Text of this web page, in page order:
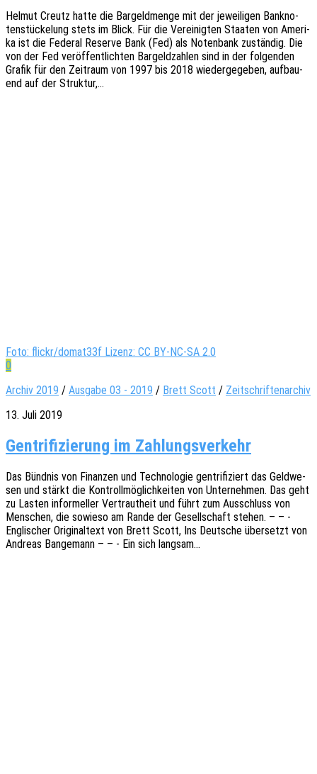
Helmut Creutz hatte die Bargeld­men­ge mit der jewei­li­gen Bank­no­
ten­stü­cke­lung stets im Blick. Für die Verei­nig­ten Staa­ten von Ameri­
ka ist die Fede­ral Reser­ve Bank (Fed) als Noten­bank zustän­dig. Die
von der Fed veröf­fent­lich­ten Bargeld­zah­len sind in der folgen­den
Grafik für den Zeit­raum von 1997 bis 2018 wieder­ge­ge­ben, aufbau­
end auf der Struktur,…
Foto: flickr/domat33f Lizenz: CC BY-NC-SA 2.0
0
Archiv 2019 / Ausgabe 03 - 2019 / Brett Scott / Zeitschriftenarchiv
13. Juli 2019
Gentrifizierung im Zahlungsverkehr
Das Bünd­nis von Finan­zen und Tech­no­lo­gie gentri­fi­ziert das Geld­we­
sen und stärkt die Kontroll­mög­lich­kei­ten von Unter­neh­men. Das geht
zu Lasten infor­mel­ler Vertraut­heit und führt zum Ausschluss von
Menschen, die sowie­so am Rande der Gesell­schaft stehen. – – -
Engli­scher Origi­nal­text von Brett Scott, Ins Deut­sche über­setzt von
Andre­as Bange­mann – – - Ein sich langsam…